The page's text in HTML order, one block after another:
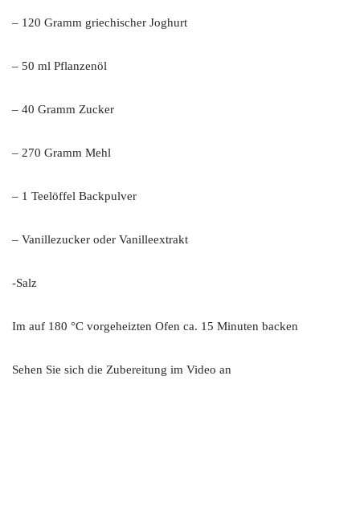
– 120 Gramm griechischer Joghurt
– 50 ml Pflanzenöl
– 40 Gramm Zucker
– 270 Gramm Mehl
– 1 Teelöffel Backpulver
– Vanillezucker oder Vanilleextrakt
-Salz
Im auf 180 °C vorgeheizten Ofen ca. 15 Minuten backen
Sehen Sie sich die Zubereitung im Video an